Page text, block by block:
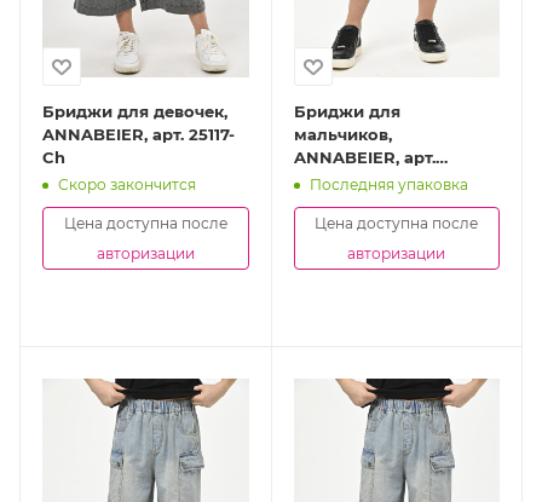
Бриджи для девочек,
ANNABEIER, арт. 25117-
Ch
Скоро закончится
Цена доступна после
авторизации
Бриджи для
мальчиков,
ANNABEIER, арт.
BB2531-Ch
Последняя упаковка
Цена доступна после
авторизации